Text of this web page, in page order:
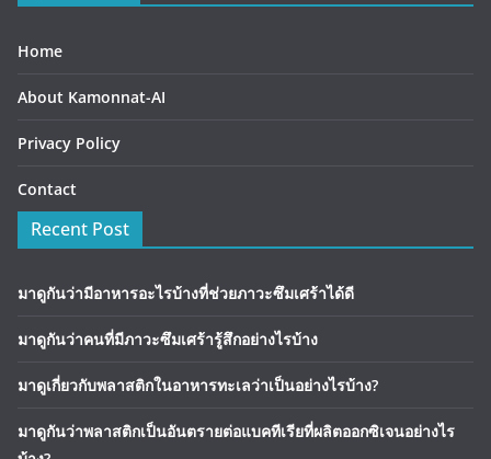
Home
About Kamonnat-AI
Privacy Policy
Contact
Recent Post
มาดูกันว่ามีอาหารอะไรบ้างที่ช่วยภาวะซึมเศร้าได้ดี
มาดูกันว่าคนที่มีภาวะซึมเศร้ารู้สึกอย่างไรบ้าง
มาดูเกี่ยวกับพลาสติกในอาหารทะเลว่าเป็นอย่างไรบ้าง?
มาดูกันว่าพลาสติกเป็นอันตรายต่อแบคทีเรียที่ผลิตออกซิเจนอย่างไร